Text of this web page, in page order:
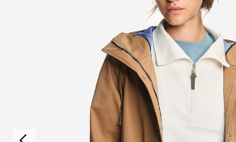
AIGLE CLUB ポイントサービス終了